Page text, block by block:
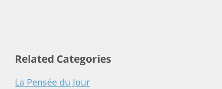
Related Categories
La Pensée du Jour